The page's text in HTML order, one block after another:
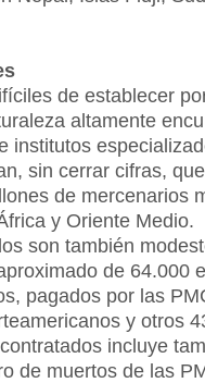
de establecer
altamente
institutos
sin cerrar cifras,
de mercenarios
y Oriente
son también
de 64.000
pagados por las
y otros
incluye
de muertos de las